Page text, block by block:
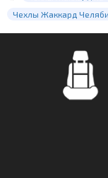
Чехлы Жаккард